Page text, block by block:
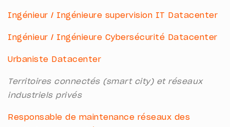
Ingénieur / Ingénieure supervision IT Datacenter
Ingénieur / Ingénieure Cybersécurité Datacenter
Urbaniste Datacenter
Territoires connectés (smart city) et réseaux
industriels privés
Responsable de maintenance réseaux des